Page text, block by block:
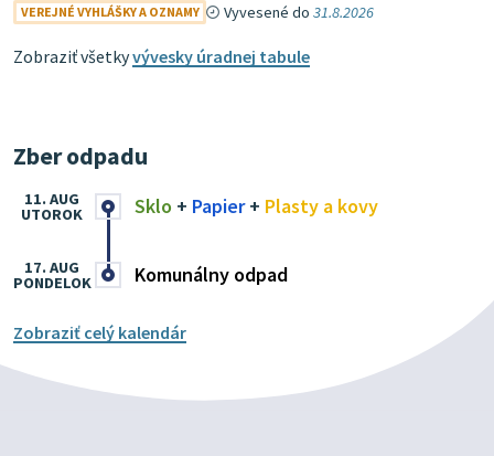
VEREJNÉ VYHLÁŠKY A OZNAMY Vyvesené do31.8.2026
Zobraziť všetkyvývesky úradnej tabule
Zber odpadu
Sklo + Papier+ Plasty a kovy
11. AUG
UTOROK
Komunálny odpad
17. AUG
PONDELOK
Zobraziť celý kalendár